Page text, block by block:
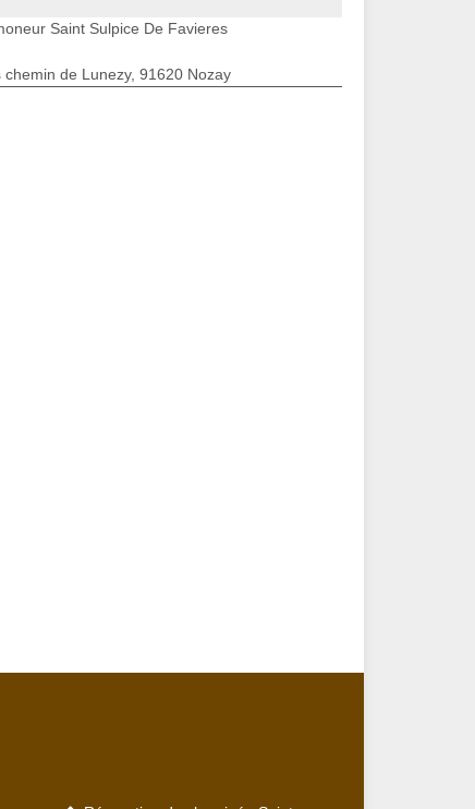
Saint Sulpice De Favieres
chemin de Lunezy, 91620 Nozay